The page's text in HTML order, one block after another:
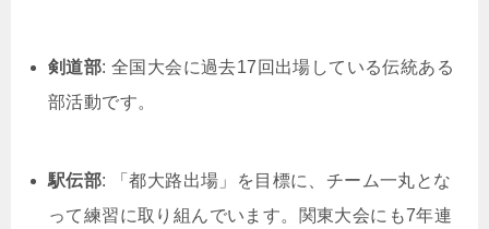
剣道部: 全国大会に過去17回出場している伝統ある
部活動です。
駅伝部: 「都大路出場」を目標に、チーム一丸とな
って練習に取り組んでいます。関東大会にも7年連